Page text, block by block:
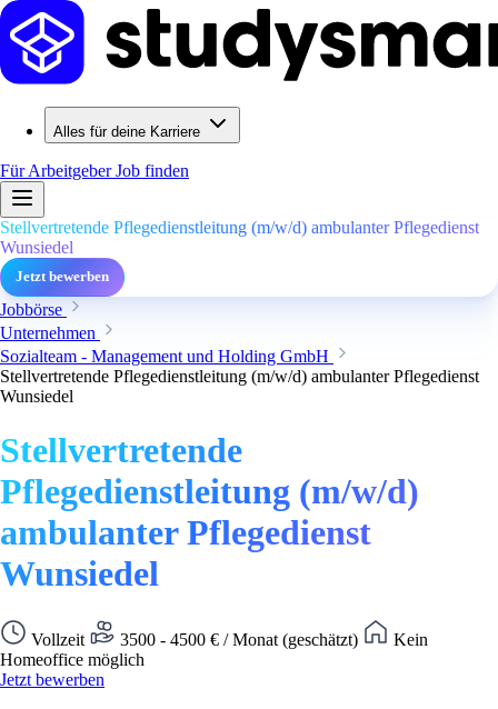
Alles für deine Karriere
Für ArbeitgeberJob finden
Stellvertretende Pflegedienstleitung (m/w/d) ambulanter Pflegedienst
Wunsiedel
Jetzt bewerben
Jobbörse
Unternehmen
Sozialteam - Management und Holding GmbH
Stellvertretende Pflegedienstleitung (m/w/d) ambulanter Pflegedienst
Wunsiedel
Stellvertretende
Pflegedienstleitung (m/w/d)
ambulanter Pflegedienst
Wunsiedel
Vollzeit 3500 - 4500 € / Monat (geschätzt)
Kein
Homeoffice möglich
Jetzt bewerben